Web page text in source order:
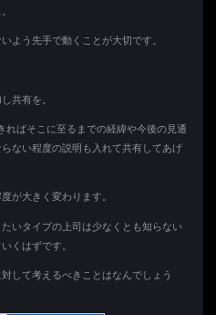
よう先手で動くことが大切です。
共有を。
ればそこに至るまでの経緯や今後の見通
ない程度の説明も入れて共有してあげ
が大きく変わります。
いタイプの上司は少なくとも知らない
くはずです。
して考えるべきことはなんでしょう